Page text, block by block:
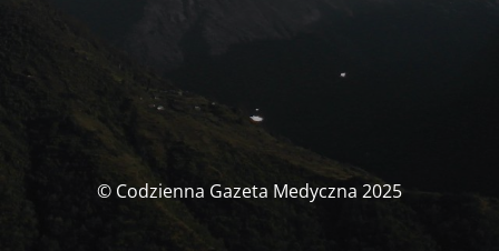
© Codzienna Gazeta Medyczna 2025